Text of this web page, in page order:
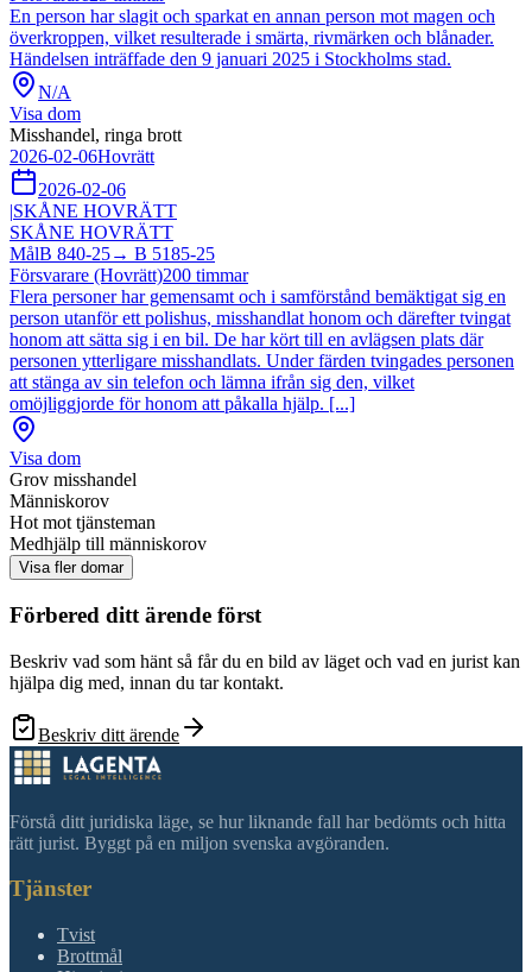
En person har slagit och sparkat en annan person mot magen och
överkroppen, vilket resulterade i smärta, rivmärken och blånader.
Händelsen inträffade den 9 januari 2025 i Stockholms stad.
N/A
Visa dom
Misshandel, ringa brott
2026-02-06Hovrätt
2026-02-06
|SKÅNE HOVRÄTT
SKÅNE HOVRÄTT
MålB 840-25→ B 5185-25
Försvarare (Hovrätt)200 timmar
Flera personer har gemensamt och i samförstånd bemäktigat sig en
person utanför ett polishus, misshandlat honom och därefter tvingat
honom att sätta sig i en bil. De har kört till en avlägsen plats där
personen ytterligare misshandlats. Under färden tvingades personen
att stänga av sin telefon och lämna ifrån sig den, vilket
omöjliggjorde för honom att påkalla hjälp. [...]
Visa dom
Grov misshandel
Människorov
Hot mot tjänsteman
Medhjälp till människorov
Visa fler domar
Förbered ditt ärende först
Beskriv vad som hänt så får du en bild av läget och vad en jurist kan
hjälpa dig med, innan du tar kontakt.
Beskriv ditt ärende
Förstå ditt juridiska läge, se hur liknande fall har bedömts och hitta
rätt jurist. Byggt på en miljon svenska avgöranden.
Tjänster
Tvist
Brottmål